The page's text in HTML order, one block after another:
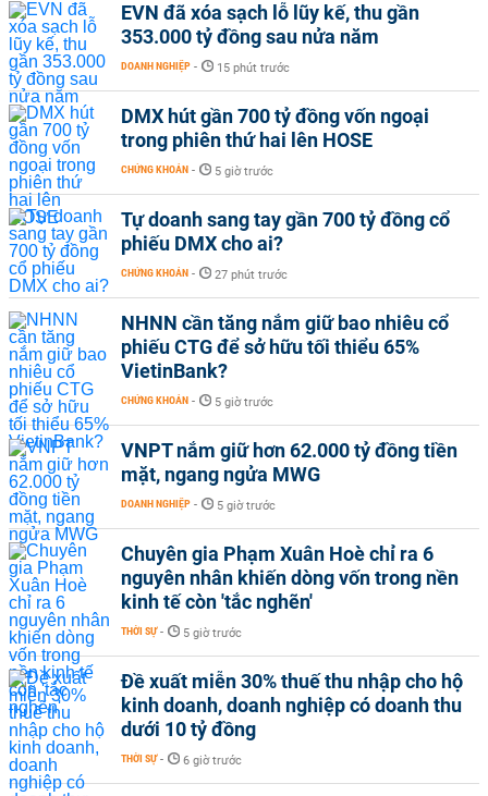
EVN đã xóa sạch lỗ lũy kế, thu gần
353.000 tỷ đồng sau nửa năm
DOANH NGHIỆP - 15 phút trước
DMX hút gần 700 tỷ đồng vốn ngoại
trong phiên thứ hai lên HOSE
CHỨNG KHOÁN - 5 giờ trước
Tự doanh sang tay gần 700 tỷ đồng cổ
phiếu DMX cho ai?
CHỨNG KHOÁN - 27 phút trước
NHNN cần tăng nắm giữ bao nhiêu cổ
phiếu CTG để sở hữu tối thiểu 65%
VietinBank?
CHỨNG KHOÁN - 5 giờ trước
VNPT nắm giữ hơn 62.000 tỷ đồng tiền
mặt, ngang ngửa MWG
DOANH NGHIỆP - 5 giờ trước
Chuyên gia Phạm Xuân Hoè chỉ ra 6
nguyên nhân khiến dòng vốn trong nền
kinh tế còn 'tắc nghẽn'
THỜI SỰ - 5 giờ trước
Đề xuất miễn 30% thuế thu nhập cho hộ
kinh doanh, doanh nghiệp có doanh thu
dưới 10 tỷ đồng
THỜI SỰ - 6 giờ trước